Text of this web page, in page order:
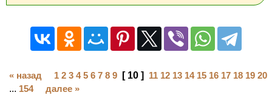
« назад 1 2 3 4 5 6 7 8 9 [ 10 ] 11 12 13 14 15 16 17 18 19 20
... 154 далее »